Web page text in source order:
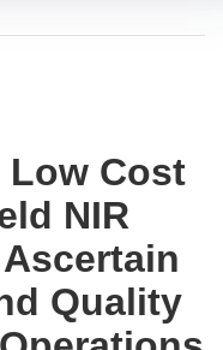
Low Cost
NIR
Quality